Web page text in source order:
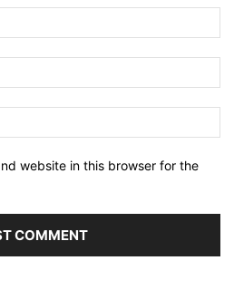
website in this browser for the